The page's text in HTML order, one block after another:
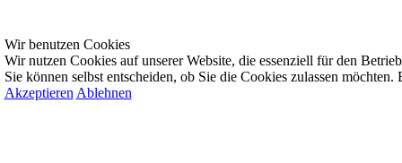
Wir benutzen Cookies
Wir nutzen Cookies auf unserer Website, die essenziell für den
Sie können selbst entscheiden, ob Sie die Cookies zulassen
Akzeptieren Ablehnen